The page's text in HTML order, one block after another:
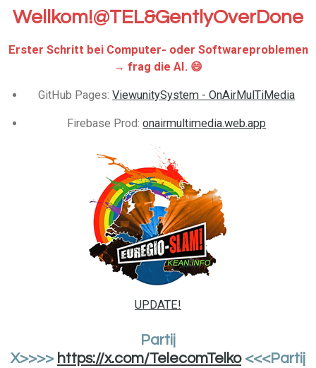
Wellkom!@TEL&GentlyOverDone
Erster Schritt bei Computer- oder Softwareproblemen
→ frag die AI. 😄
GitHub Pages:ViewunitySystem - OnAirMulTiMedia
Firebase Prod:onairmultimedia.web.app
UPDATE!
Partij
X>>>> https://x.com/TelecomTelko<<<Partij